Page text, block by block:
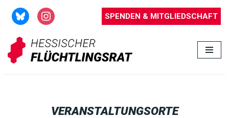
Zum
Inhalt
springen
SPENDEN & MITGLIEDSCHAFT
VERANSTALTUNGSORTE